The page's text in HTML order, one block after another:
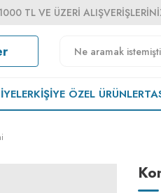
TL VE ÜZERI
KIŞIYE ÖZEL ÜRÜNLER